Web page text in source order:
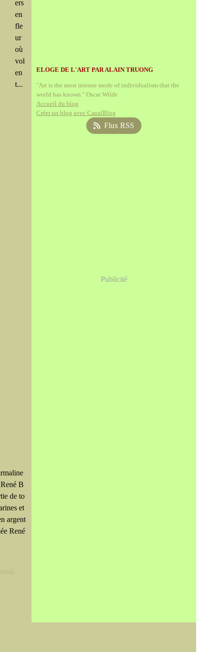
ers
en
fle
ur
où
vol
en
t...
B
de to
et
argent
René
,
ELOGE DE L'ART PAR ALAIN TRUONG
"Art is the most intense mode of individualism that the
world has known." Oscar Wilde
Accueil du blog
Créer un blog avec CanalBlog
Flux RSS
Publicité